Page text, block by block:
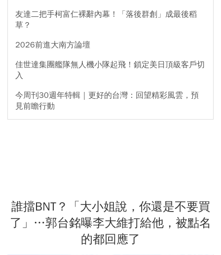
友達二把手柯富仁裸辭內幕！「落後群創」成最後稻
草？
2026前進大南方論壇
佳世達集團艦隊無人機小隊起飛！鎖定美日頂級客戶切
入
今周刊30週年特輯｜更好的台灣：回望精彩風雲，預
見前瞻行動
誰擋BNT？「大小姐說，你還是不要買
了」…郭台銘曝李大維打給他，被點名
的都回應了